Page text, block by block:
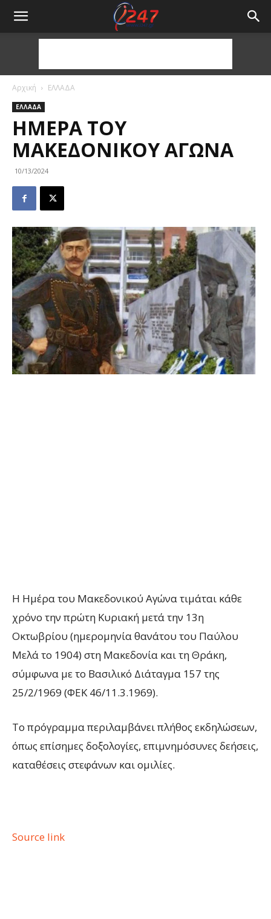
Αρχική ΕΛΛΑΔΑ
ΕΛΛΑΔΑ
ΗΜΈΡΑ ΤΟΥ
ΜΑΚΕΔΟΝΙΚΟΎ ΑΓΏΝΑ
10/13/2024
Η Ημέρα του Μακεδονικού Αγώνα τιμάται κάθε
χρόνο την πρώτη Κυριακή μετά την 13η
Οκτωβρίου (ημερομηνία θανάτου του Παύλου
Μελά το 1904) στη Μακεδονία και τη Θράκη,
σύμφωνα με το Βασιλικό Διάταγμα 157 της
25/2/1969 (ΦΕΚ 46/11.3.1969).
Το πρόγραμμα περιλαμβάνει πλήθος εκδηλώσεων,
όπως επίσημες δοξολογίες, επιμνημόσυνες δεήσεις,
καταθέσεις στεφάνων και ομιλίες.
Source link